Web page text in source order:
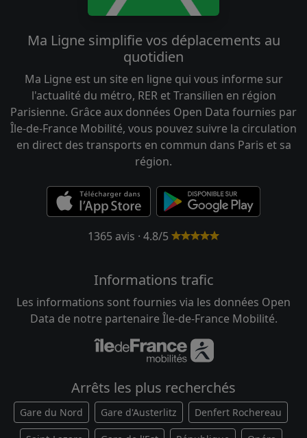
Ma Ligne simplifie vos déplacements au
quotidien
Ma Ligne est un site en ligne qui vous informe sur
l'actualité du métro, RER et Transilien en région
Parisienne. Grâce aux données Open Data fournies par
Île-de-France Mobilité, vous pouvez suivre la circulation
en direct des transports en commun dans Paris et sa
région.
1365 avis · 4.8/5
Informations trafic
Les informations sont fournies via les données Open
Data de notre partenaire Île-de-France Mobilité.
Arrêts les plus recherchés
Gare du Nord Gare d'Austerlitz Denfert Rochereau